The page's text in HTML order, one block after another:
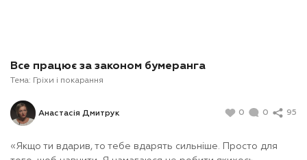
Все працює за законом бумеранга
Тема: Гріхи і покарання
Анастасія Дмитрук 0 0 95
«Якщо ти вдарив, то тебе вдарять сильніше. Просто для